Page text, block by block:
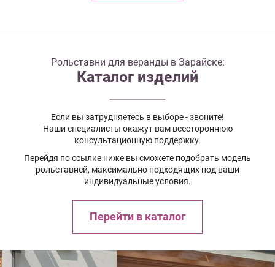
Рольставни для веранды в Зарайске:
Каталог изделий
Если вы затрудняетесь в выборе - звоните!
Наши специалисты окажут вам всестороннюю
консультационную поддержку.
Перейдя по ссылке ниже вы сможете подобрать модель
рольставней, максимально подходящих под ваши
индивидуальные условия.
Перейти в каталог